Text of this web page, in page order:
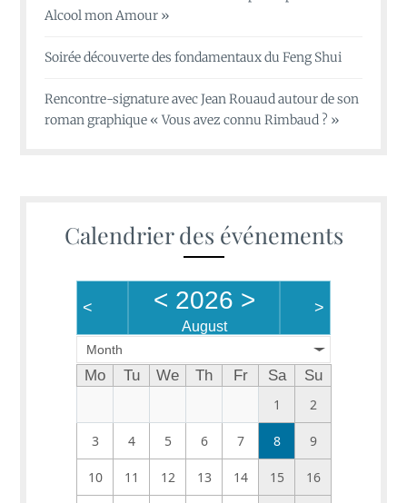
Alcool mon Amour »
Soirée découverte des fondamentaux du Feng Shui
Rencontre-signature avec Jean Rouaud autour de son
roman graphique « Vous avez connu Rimbaud ? »
Calendrier des événements
< < 2026 >
August
>
Month
Mo Tu We Th Fr Sa
Su
1
2
3 4 5 6 7 8 9
10 11 12 13 14 15 16